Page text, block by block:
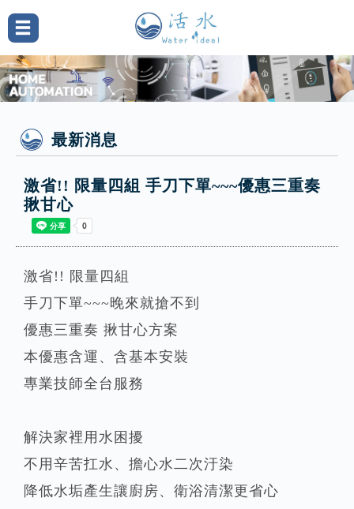
最新消息
激省!! 限量四組 手刀下單~~~優惠三重奏
揪甘心
激省!! 限量四組
手刀下單~~~晚來就搶不到
優惠三重奏 揪甘心方案
本優惠含運、含基本安裝
專業技師全台服務
解決家裡用水困擾
不用辛苦扛水、擔心水二次汙染
降低水垢產生讓廚房、衛浴清潔更省心